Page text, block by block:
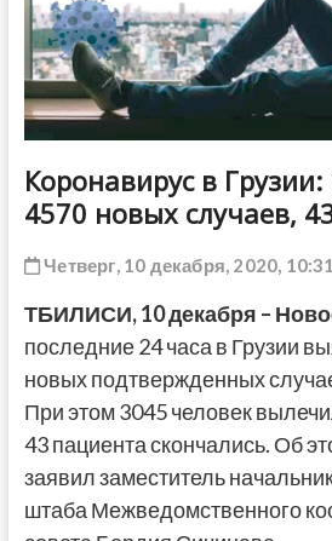
Коронавирус в Грузии:
4570 новых случаев,
Четверг, 10 декабря, 2020, 10:31
ТБИЛИСИ,10декабря –
последние 24 часа в Грузии
новых подтвержденных
При этом 3045 человек
43 пациента скончались. Об
заявил заместитель
штаба Межведомственного